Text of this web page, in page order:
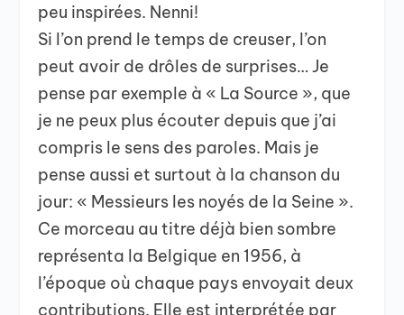
peu inspirées. Nenni!
Si l’on prend le temps de creuser, l’on
peut avoir de drôles de surprises… Je
pense par exemple à « La Source », que
je ne peux plus écouter depuis que j’ai
compris le sens des paroles. Mais je
pense aussi et surtout à la chanson du
jour: « Messieurs les noyés de la Seine ».
Ce morceau au titre déjà bien sombre
représenta la Belgique en 1956, à
l’époque où chaque pays envoyait deux
contributions. Elle est interprétée par